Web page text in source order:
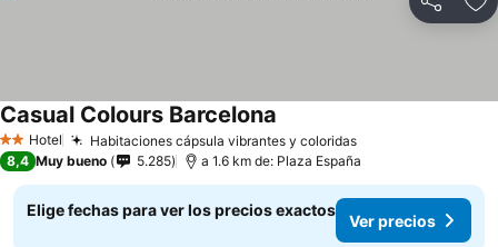
Compartir
2 Estrellas
Hotel Habitaciones cápsula vibrantes y coloridas
Casual Colours Barcelona
8,4 Muy bueno 5.285 a 1.6 km de: Plaza España
Elige fechas para ver los precios exactos
Ver precios